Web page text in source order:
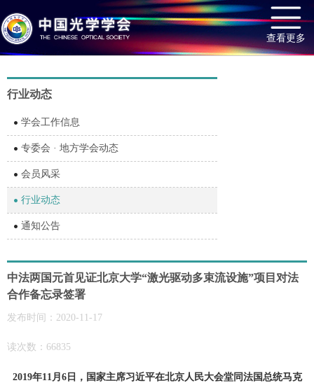
查看更多
行业动态
学会工作信息
专委会 · 地方学会动态
会员风采
行业动态
通知公告
中法两国元首见证北京大学“激光驱动多束流设施”项目对法
合作备忘录签署
发布时间：2020-11-17
读次数：66835
2019年11月6日，国家主席习近平在北京人民大会堂同法国总统马克